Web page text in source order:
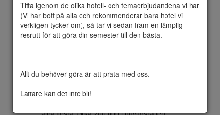
Titta igenom de olika hotell- och temaerbjudandena vi har
(Vi har bott på alla och rekommenderar bara hotel vi
verkligen tycker om), så tar vi sedan fram en lämplig
resrutt för att göra din semester till den bästa.
Allt du behöver göra är att prata med oss.
Lättare kan det inte bli!
Ajman kan antingen syfta på ett av de sju
emirat som utgör Förenade arabemiraten
på Arabiska halvön eller emiratet Ajmans
arabemiraten. Emiratet ligger utefter kusten
öster och norr, det omfattar 260 km² till ytan
allra flesta, cirka 200 000 i huvudstaden